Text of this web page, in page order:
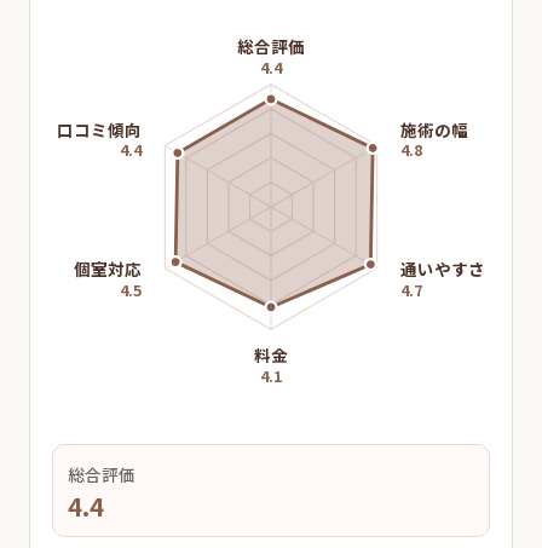
総合評価
4.4
施術の幅
4.8
通いやすさ
4.7
料金
4.1
個室対応
4.5
口コミ傾向
4.4
総合評価
4.4